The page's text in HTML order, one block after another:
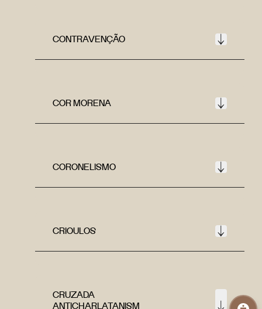
CONTRAVENÇÃO
COR MORENA
CORONELISMO
CRIOULOS
CRUZADA
ANTICHARLATANISM